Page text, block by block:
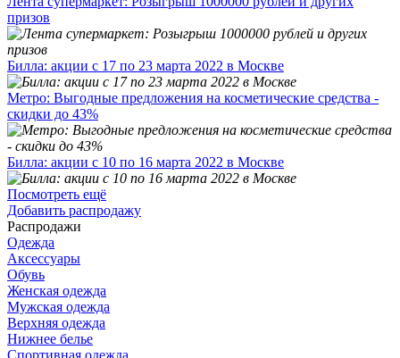
призов
Билла: акции с 17 по 23 марта 2022 в Москве
Метро: Выгодные предложения на косметические средства -
скидки до 43%
Билла: акции с 10 по 16 марта 2022 в Москве
Посмотреть ещё
Добавить распродажу
Распродажи
Одежда
Аксессуары
Обувь
Женская одежда
Мужская одежда
Верхняя одежда
Нижнее белье